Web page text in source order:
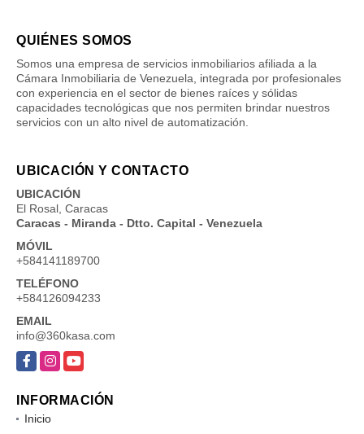
QUIÉNES SOMOS
Somos una empresa de servicios inmobiliarios afiliada a la
Cámara Inmobiliaria de Venezuela, integrada por profesionales
con experiencia en el sector de bienes raíces y sólidas
capacidades tecnológicas que nos permiten brindar nuestros
servicios con un alto nivel de automatización.
UBICACIÓN Y CONTACTO
UBICACIÓN
El Rosal, Caracas
Caracas - Miranda - Dtto. Capital - Venezuela
MÓVIL
+584141189700
TELÉFONO
+584126094233
EMAIL
info@360kasa.com
Facebook
InstagramYouTube
INFORMACIÓN
Inicio